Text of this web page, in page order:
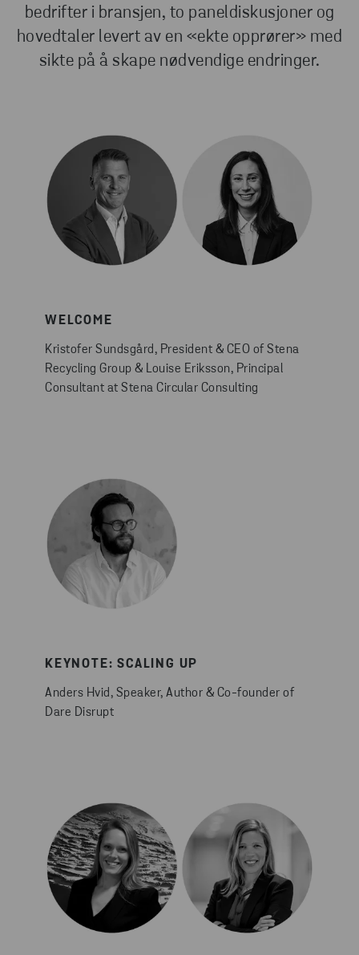
bedrifter i bransjen, to paneldiskusjoner og
hovedtaler levert av en «ekte opprører» med
sikte på å skape nødvendige endringer.
WELCOME
Kristofer Sundsgård, President & CEO of Stena
Recycling Group & Louise Eriksson, Principal
Consultant at Stena Circular Consulting
KEYNOTE: SCALING UP
Anders Hvid, Speaker, Author & Co-founder of
Dare Disrupt